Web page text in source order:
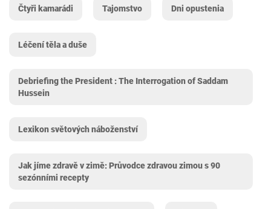
Čtyři kamarádi Tajomstvo Dni opustenia
Léčení těla a duše
Debriefing the President : The Interrogation of Saddam
Hussein
Lexikon světových náboženství
Jak jíme zdravě v zimě: Průvodce zdravou zimou s 90
sezónními recepty